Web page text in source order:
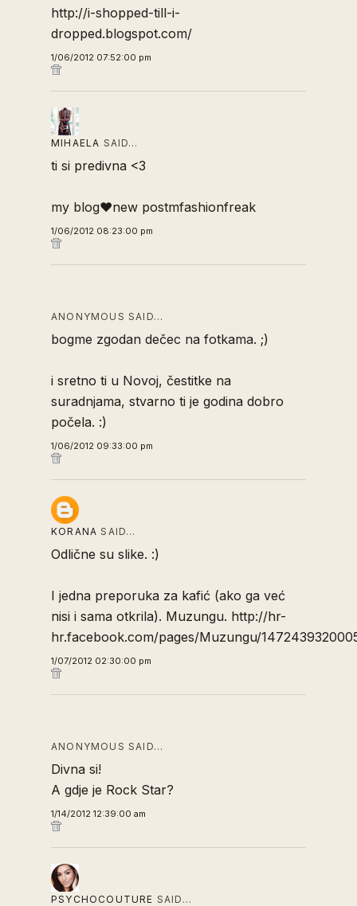
http://i-shopped-till-i-
dropped.blogspot.com/
1/06/2012 07:52:00 pm
MIHAELA SAID…
ti si predivna <3
my blog♥new postmfashionfreak
1/06/2012 08:23:00 pm
ANONYMOUS SAID…
bogme zgodan dečec na fotkama. ;)
i sretno ti u Novoj, čestitke na
suradnjama, stvarno ti je godina dobro
počela. :)
1/06/2012 09:33:00 pm
KORANA SAID…
Odlične su slike. :)
I jedna preporuka za kafić (ako ga već
nisi i sama otkrila). Muzungu. http://hr-
hr.facebook.com/pages/Muzungu/
1/07/2012 02:30:00 pm
ANONYMOUS SAID…
Divna si!
A gdje je Rock Star?
1/14/2012 12:39:00 am
PSYCHOCOUTURE SAID…